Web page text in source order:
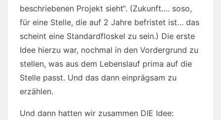
beschriebenen Projekt sieht“. (Zukunft…. soso,
für eine Stelle, die auf 2 Jahre befristet ist… das
scheint eine Standardfloskel zu sein.) Die erste
Idee hierzu war, nochmal in den Vordergrund zu
stellen, was aus dem Lebenslauf prima auf die
Stelle passt. Und das dann einprägsam zu
erzählen.
Und dann hatten wir zusammen DIE Idee: